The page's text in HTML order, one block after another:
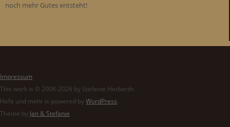
noch mehr Gutes entsteht!
Impressum
This work is © 2008-2026 by Stefanie Herberth.
Hefe und mehr is powered byWordPress.
Theme by Jan & Stefanie